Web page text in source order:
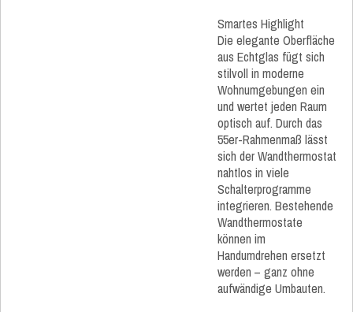
Smartes Highlight
Die elegante Oberfläche
aus Echtglas fügt sich
stilvoll in moderne
Wohnumgebungen ein
und wertet jeden Raum
optisch auf. Durch das
55er-Rahmenmaß lässt
sich der Wandthermostat
nahtlos in viele
Schalterprogramme
integrieren. Bestehende
Wandthermostate
können im
Handumdrehen ersetzt
werden – ganz ohne
aufwändige Umbauten.